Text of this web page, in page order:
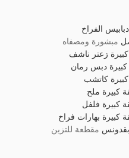
دبابيس الفراخ
مبشورة ومصفاه
زعتر ناشف
دبس رمان
كاتشب
كبيرة ملح
كبيرة فلفل
كبيرة بهارات فراخ
بقدونس مقطعة للتزين